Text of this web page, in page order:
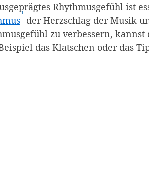
Rhythmusgefühl ist
(Affiliate-Link)
¹ der Herzschlag der Musik
zu verbessern,
das Klatschen oder das